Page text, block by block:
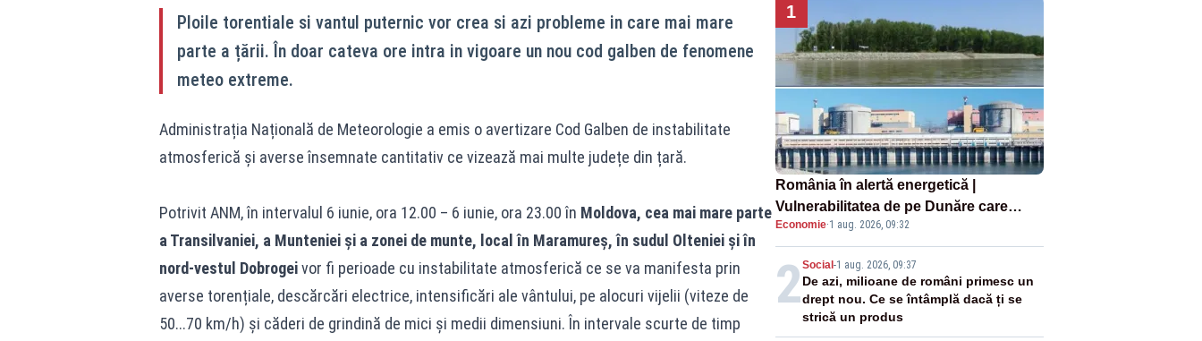
Ploile torentiale si vantul puternic vor crea si azi probleme in care mai mare
parte a țării. În doar cateva ore intra in vigoare un nou cod galben de fenomene
meteo extreme.
Administrația Națională de Meteorologie a emis o avertizare Cod Galben de instabilitate
atmosferică și averse însemnate cantitativ ce vizează mai multe județe din țară.
Potrivit ANM, în intervalul 6 iunie, ora 12.00 – 6 iunie, ora 23.00 în Moldova, cea mai mare parte
a Transilvaniei, a Munteniei și a zonei de munte, local în Maramureș, în sudul Olteniei și în
nord-vestul Dobrogeivor fi perioade cu instabilitate atmosferică ce se va manifesta prin
averse torențiale, descărcări electrice, intensificări ale vântului, pe alocuri vijelii (viteze de
50...70 km/h) și căderi de grindină de mici și medii dimensiuni. În intervale scurte de timp
1
România în alertă energetică |
Vulnerabilitatea de pe Dunăre care
pune în pericol Centrala Cernavodă era
cunoscută de pe vremea lui Ceaușescu
Economie·1 aug. 2026, 09:32
2Social -1 aug. 2026, 09:37
De azi, milioane de români primesc un
drept nou. Ce se întâmplă dacă ți se
strică un produs